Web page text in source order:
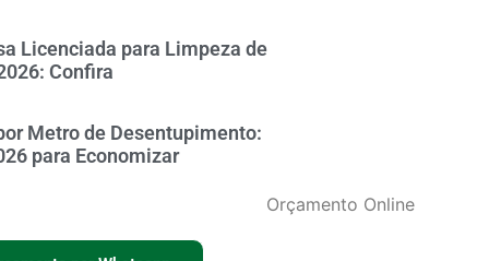
Licenciada para Limpeza de
Confira
Metro de Desentupimento:
para Economizar